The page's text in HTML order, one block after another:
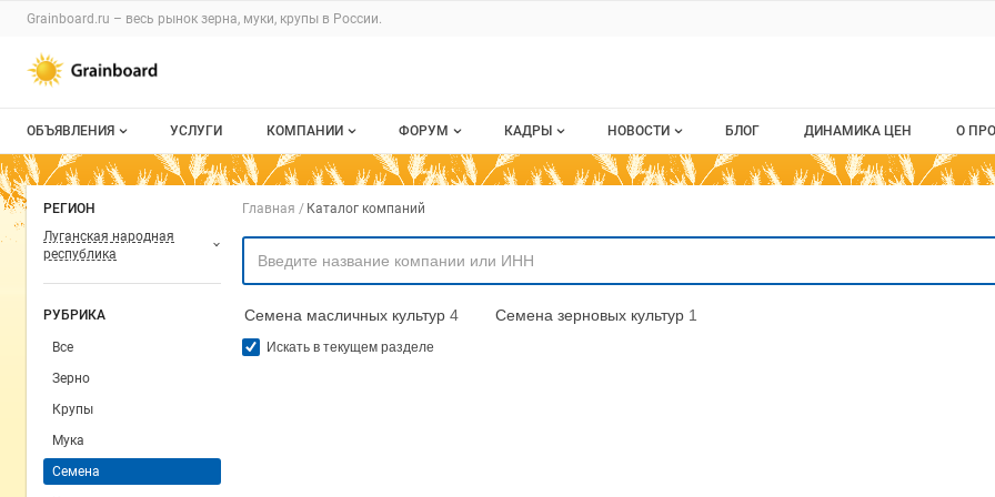
Раздел навигации по сайту grainboard.ru
Grainboard.ru – весь рынок зерна, муки, крупы в России.
Авторизация и меню пользователя
Навигация по разделам сайта grainboard.ru
ОБЪЯВЛЕНИЯ
Все объявления
Мои объявления
УСЛУГИ КОМПАНИИ
О каталоге компаний
Моя компания
Платное размещение
ФОРУМ
Все темы
КАДРЫ
Все вакансии
НОВОСТИ
Новости рынка
БЛОГ ДИНАМИКА ЦЕН О
О
РЕГИОН
Луганская народная
республика
РУБРИКА
Все
Зерно
Крупы
Мука
Семена
Навигация по компаниям
Главная Каталог компаний
Семена масличных культур 4 Семена зерновых культур 1
Искать в текущем разделе